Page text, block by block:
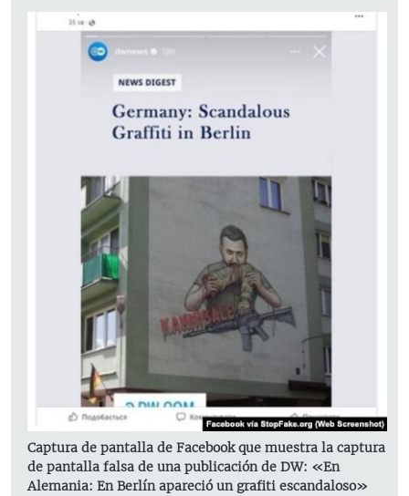
Captura de pantalla de Facebook que muestra la captura
de pantalla falsa de una publicación de DW: «En
Alemania: En Berlín apareció un grafiti escandaloso»